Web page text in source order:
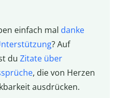
einfach mal danke
? Auf
du Zitate über
, die von Herzen
ausdrücken.